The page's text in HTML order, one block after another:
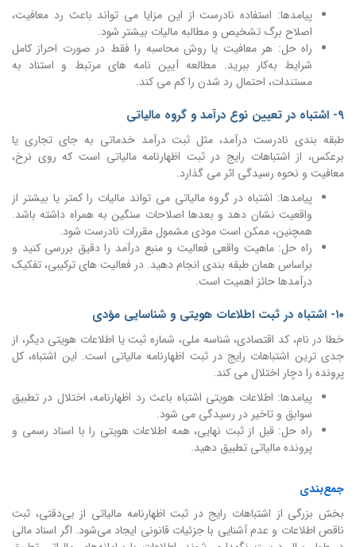
پیامدها: استفاده نادرست از این مزایا می تواند باعث رد معافیت،
اصلاح برگ تشخیص و مطالبه مالیات بیشتر شود.
راه حل: هر معافیت یا روش محاسبه را فقط در صورت احراز کامل
شرایط به‌کار ببرید. مطالعه آیین نامه های مرتبط و استناد به
مستندات، احتمال رد شدن را کم می کند.
۹- اشتباه در تعیین نوع درآمد و گروه مالیاتی
طبقه بندی نادرست درآمد، مثل ثبت درآمد خدماتی به جای تجاری یا
برعکس، از اشتباهات رایج در ثبت اظهارنامه مالیاتی است که روی نرخ،
معافیت و نحوه رسیدگی اثر می گذارد.
پیامدها: اشتباه در گروه مالیاتی می تواند مالیات را کمتر یا بیشتر از
واقعیت نشان دهد و بعدها اصلاحات سنگین به همراه داشته باشد.
همچنین، ممکن است مودی مشمول مقررات نادرست شود.
راه حل: ماهیت واقعی فعالیت و منبع درآمد را دقیق بررسی کنید و
براساس همان طبقه بندی انجام دهید. در فعالیت های ترکیبی، تفکیک
درآمدها حائز اهمیت است.
۱۰- اشتباه در ثبت اطلاعات هویتی و شناسایی مؤدی
خطا در نام، کد اقتصادی، شناسه ملی، شماره ثبت یا اطلاعات هویتی دیگر، از
جدی ترین اشتباهات رایج در ثبت اظهارنامه مالیاتی است. این اشتباه، کل
پرونده را دچار اختلال می کند.
پیامدها: اطلاعات هویتی اشتباه باعث رد اظهارنامه، اختلال در تطبیق
سوابق و تاخیر در رسیدگی می شود.
راه حل: قبل از ثبت نهایی، همه اطلاعات هویتی را با اسناد رسمی و
پرونده مالیاتی تطبیق دهید.
جمع‌بندی
بخش بزرگی از اشتباهات رایج در ثبت اظهارنامه مالیاتی از بی‌دقتی، ثبت
ناقص اطلاعات و عدم آشنایی با جزئیات قانونی ایجاد می‌شود. اگر اسناد مالی